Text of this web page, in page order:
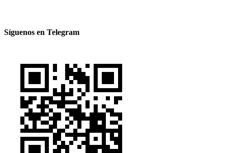
Síguenos en Telegram